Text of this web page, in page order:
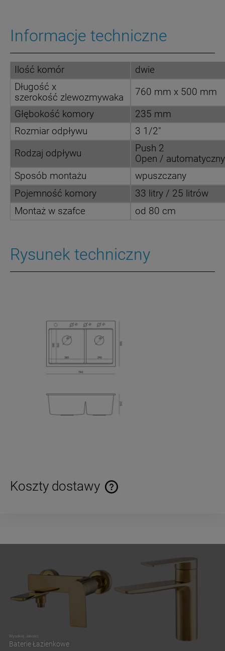
Informacje techniczne
Ilość komór
dwie
Długość x
szerokość zlewozmywaka
760 mm x 500 mm
Głębokość komory
235 mm
Rozmiar odpływu
3 1/2"
Rodzaj odpływu
Push 2
Open / automatyczny
Sposób montażu
wpuszczany
Pojemność komory
33 litry / 25 litrów
Montaż w szafce
od 80 cm
Rysunek techniczny
Koszty dostawy
Cena nie zawiera ewentualnych kosztów płatności
Wysokiej Jakości
Baterie Łazienkowe